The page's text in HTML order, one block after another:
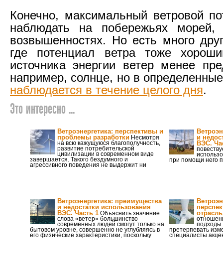
Конечно, максимальный ветровой
наблюдать на побережьях
возвышенностях. Но есть много
где потенциал ветра тоже
источника энергии ветер менее
например, солнце, но в
наблюдается в течение целого дня.
Это интересно ...
Ветроэнергетика: перспективы и
проблемы разработки Несмотря
на всю кажущуюся благополучность,
развитие потребительской
цивилизации в современном виде
завершается. Такого бездумного и
агрессивного поведения не выдержит ни
и
ВЭС.
при помощи него
Ветроэнергетика: преимущества
и недостатки использования
ВЭС. Часть 1 Объяснить значение
слова «ветер» большинство
современных людей смогут только на
бытовом уровне, совершенно не углубляясь в
его физические характеристики, поскольку
отрасль
подходы
претерпевать
специалисты